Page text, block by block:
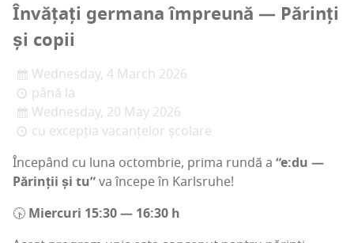
Învă­țați ger­ma­na împre­u­nă — Părinți
și copii
Wednesday, 4 March 2026
până la
Wednesday, 20 May 2026
cu excepția vacanțelor școlare
Înce­pând cu luna octom­brie, pri­ma run­dă a “e:du —
Părin­ții și tu”va înce­pe în Karlsruhe!
🕟 Mier­curi 15:30 — 16:30 h